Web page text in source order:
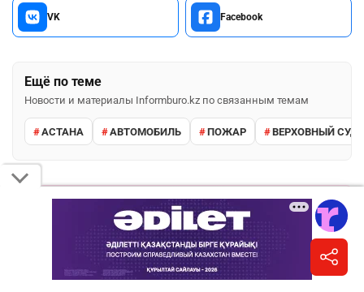
VK Facebook
Ещё по теме
Новости и материалы Informburo.kz по связанным темам
АСТАНА АВТОМОБИЛЬ ПОЖАР ВЕРХОВНЫЙ СУД
ПОДПИШИТЕСЬ НА НАС
Informburo.kz в Instagram
Главное за день, карточки и сторис.
Подписаться